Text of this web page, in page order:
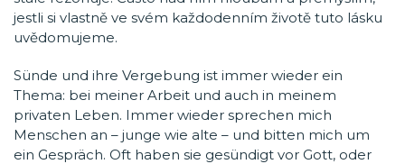
jestli si vlastně ve svém každodenním životě tuto lásku
uvědomujeme.
Sünde und ihre Vergebung ist immer wieder ein
Thema: bei meiner Arbeit und auch in meinem
privaten Leben. Immer wieder sprechen mich
Menschen an – junge wie alte – und bitten mich um
ein Gespräch. Oft haben sie gesündigt vor Gott, oder